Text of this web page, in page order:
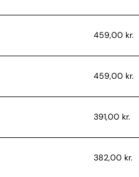
459,00 kr.
459,00 kr.
391,00 kr.
382,00 kr.